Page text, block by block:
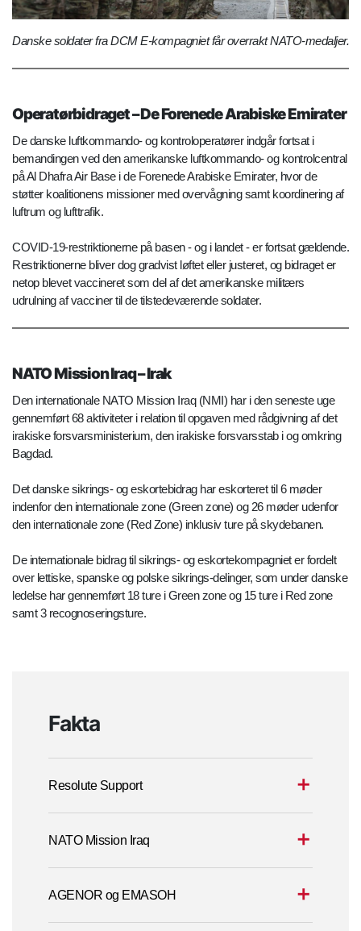
Danske soldater fra DCM E-kompagniet får overrakt NATO-medaljer.
Operatørbidraget – De Forenede Arabiske Emirater
De danske luftkommando- og kontroloperatører indgår fortsat i
bemandingen ved den amerikanske luftkommando- og kontrolcentral
på Al Dhafra Air Base i de Forenede Arabiske Emirater, hvor de
støtter koalitionens missioner med overvågning samt koordinering af
luftrum og lufttrafik.
COVID-19-restriktionerne på basen - og i landet - er fortsat gældende.
Restriktionerne bliver dog gradvist løftet eller justeret, og bidraget er
netop blevet vaccineret som del af det amerikanske militærs
udrulning af vacciner til de tilstedeværende soldater.
NATO Mission Iraq – Irak
Den internationale NATO Mission Iraq (NMI) har i den seneste uge
gennemført 68 aktiviteter i relation til opgaven med rådgivning af det
irakiske forsvarsministerium, den irakiske forsvarsstab i og omkring
Bagdad.
Det danske sikrings- og eskortebidrag har eskorteret til 6 møder
indenfor den internationale zone (Green zone) og 26 møder udenfor
den internationale zone (Red Zone) inklusiv ture på skydebanen.
De internationale bidrag til sikrings- og eskortekompagniet er fordelt
over lettiske, spanske og polske sikrings-delinger, som under danske
ledelse har gennemført 18 ture i Green zone og 15 ture i Red zone
samt 3 recognoseringsture.
Fakta
Resolute Support
NATO Mission Iraq
AGENOR og EMASOH